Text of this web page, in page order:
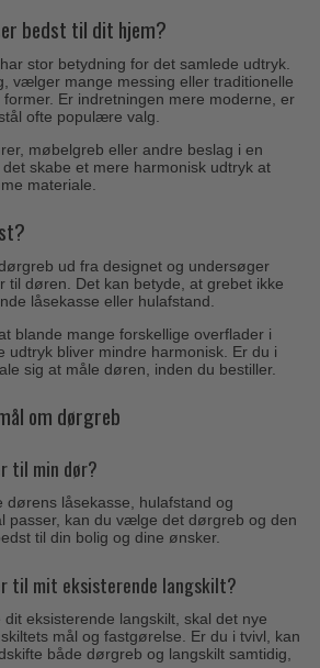
bedst til dit hjem?
stor betydning for det samlede udtryk.
vælger mange messing eller traditionelle
Er indretningen mere moderne, er
ofte populære valg.
møbelgreb eller andre beslag i en
skabe et mere harmonisk udtryk at
materiale.
ud fra designet og undersøger
til døren. Det kan betyde, at grebet ikke
låsekasse eller hulafstand.
blande mange forskellige overflader i
udtryk bliver mindre harmonisk. Er du i
sig at måle døren, inden du bestiller.
om dørgreb
til min dør?
dørens låsekasse, hulafstand og
passer, kan du vælge det dørgreb og den
til din bolig og dine ønsker.
til mit eksisterende langskilt?
eksisterende langskilt, skal det nye
mål og fastgørelse. Er du i tvivl, kan
både dørgreb og langskilt samtidig,